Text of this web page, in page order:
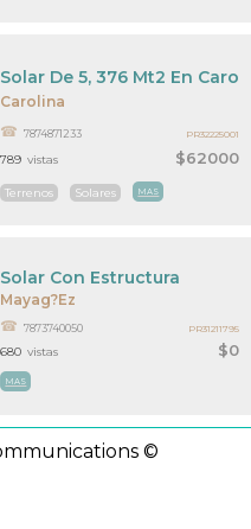
Carolina
$62000
Solar De 5, 376 Mt2 En
7874871233
Terrenos Solares MAS
789 vistas
PR32225001
Mayag?ez
$0
Solar Con Estructura
7873740050
MAS
680 vistas
PR31211795
©